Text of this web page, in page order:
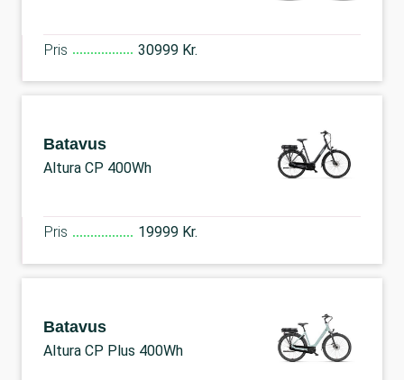
Pris 30999 Kr.
Batavus
Altura CP 400Wh
Pris 19999 Kr.
Batavus
Altura CP Plus 400Wh